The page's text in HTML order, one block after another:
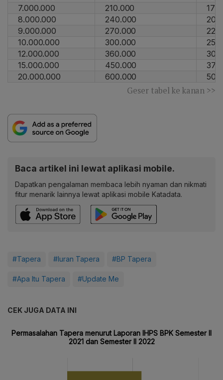
7.000.000
210.000
8.000.000
240.000
9.000.000
270.000
10.000.000
300.000
12.000.000
360.000
15.000.000
450.000
20.000.000
600.000
Geser tabel ke kanan >>
Baca artikel ini lewat aplikasi mobile.
Dapatkan pengalaman membaca lebih nyaman dan nikmati
fitur menarik lainnya lewat aplikasi mobile Katadata.
#Tapera #Iuran Tapera #BP Tapera
#Apa Itu Tapera #Update Me
CEK JUGA DATA INI